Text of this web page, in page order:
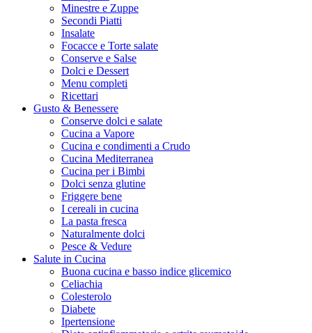
Minestre e Zuppe
Secondi Piatti
Insalate
Focacce e Torte salate
Conserve e Salse
Dolci e Dessert
Menu completi
Ricettari
Gusto & Benessere
Conserve dolci e salate
Cucina a Vapore
Cucina e condimenti a Crudo
Cucina Mediterranea
Cucina per i Bimbi
Dolci senza glutine
Friggere bene
I cereali in cucina
La pasta fresca
Naturalmente dolci
Pesce & Vedure
Salute in Cucina
Buona cucina e basso indice glicemico
Celiachia
Colesterolo
Diabete
Ipertensione